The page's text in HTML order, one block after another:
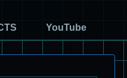
YouTube